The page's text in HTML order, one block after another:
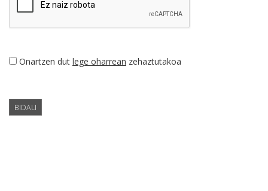
Onartzen dut lege oharrean zehaztutakoa
BIDALI